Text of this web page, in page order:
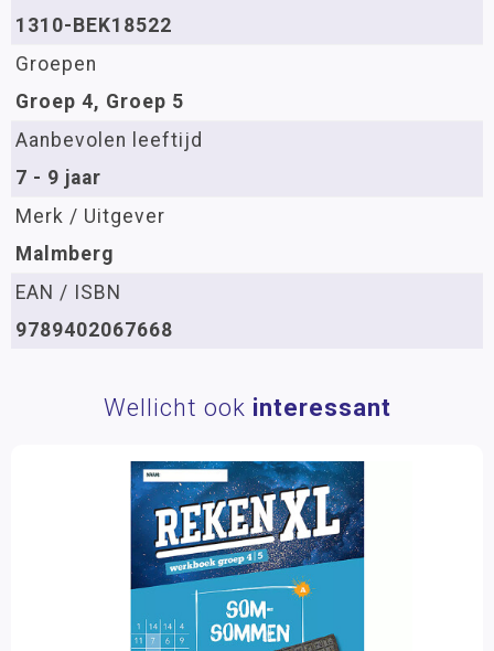
1310-BEK18522
Groepen
Groep 4, Groep 5
Aanbevolen leeftijd
7 - 9 jaar
Merk / Uitgever
Malmberg
EAN / ISBN
9789402067668
Wellicht ook interessant